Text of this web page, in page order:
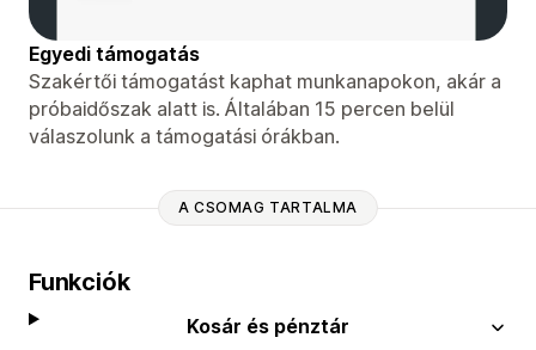
Egyedi támogatás
Szakértői támogatást kaphat munkanapokon, akár a
próbaidőszak alatt is. Általában 15 percen belül
válaszolunk a támogatási órákban.
A CSOMAG TARTALMA
Funkciók
Kosár és pénztár